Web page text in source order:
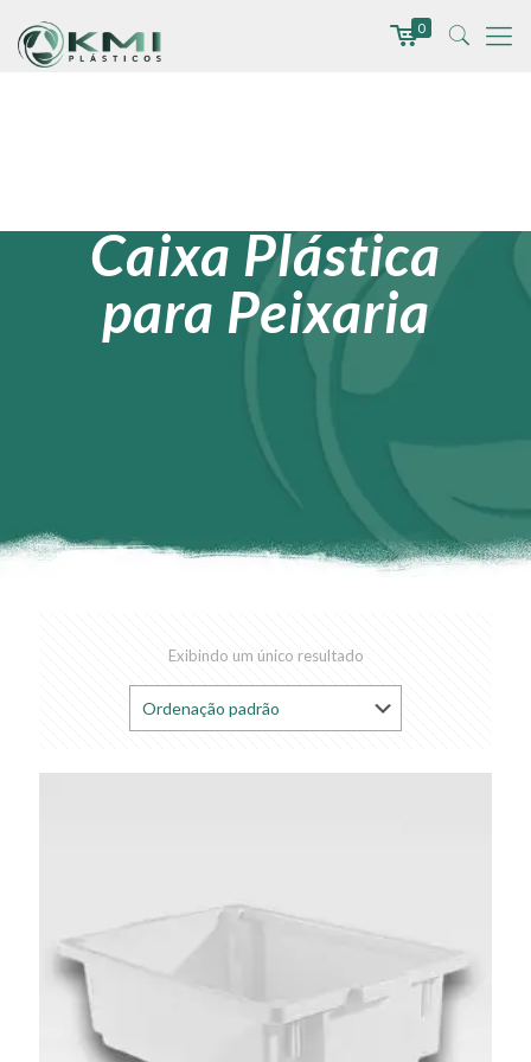
0
Caixa Plástica
para Peixaria
Exibindo um único resultado